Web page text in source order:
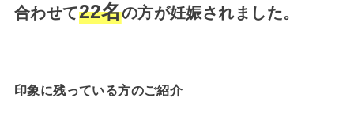
合わせて22名の方が妊娠されました。
印象に残っている方のご紹介